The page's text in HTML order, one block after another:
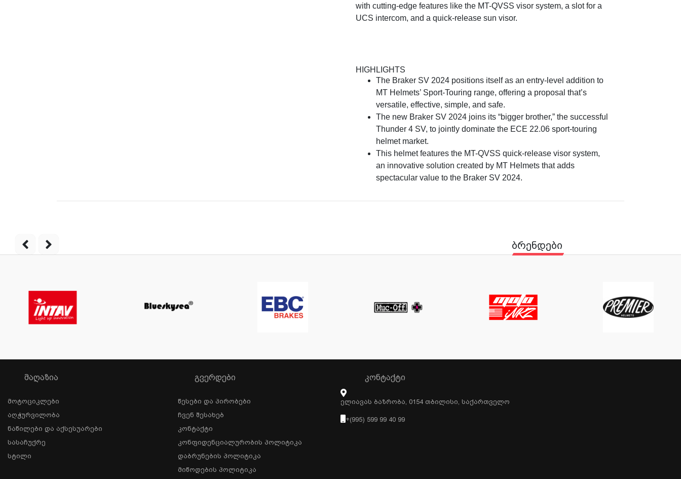
with cutting-edge features like the MT-QVSS visor system, a slot for a
UCS intercom, and a quick-release sun visor.
HIGHLIGHTS
The Braker SV 2024 positions itself as an entry-level addition to
MT Helmets’ Sport-Touring range, offering a proposal that’s
versatile, effective, simple, and safe.
The new Braker SV 2024 joins its “bigger brother,” the successful
Thunder 4 SV, to jointly dominate the ECE 22.06 sport-touring
helmet market.
This helmet features the MT-QVSS quick-release visor system,
an innovative solution created by MT Helmets that adds
spectacular value to the Braker SV 2024.
ბრენდები
ᲛᲐᲦᲐᲖᲘᲐ
Მოტოციკლები
Აღჭურვილობა
Ნაწილები Და Აქსესუარები
Სასაჩუქრე
Სტილი
ᲒᲕᲔᲠᲓᲔᲑᲘ
Წესები Და Პირობები
Ჩვენ Შესახებ
Კონტაქტი
Კონფიდენციალურობის Პოლიტიკა
Დაბრუნების Პოლიტიკა
Მიწოდების Პოლიტიკა
ᲙᲝᲜᲢᲐᲥᲢᲘ
Ელიავას Ბაზრობა, 0154 Თბილისი, Საქართველო
+(995) 599 99 40 99